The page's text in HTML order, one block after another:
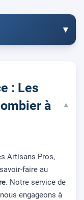
▾
: Les
à
▾
Artisans Pros,
faire au
. Notre service de
engageons à